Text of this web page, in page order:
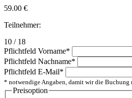
59.00 €
Teilnehmer:
10 / 18
Pflichtfeld Vorname*
Pflichtfeld Nachname*
Pflichtfeld E-Mail*
* notwendige Angaben, damit wir die
Preisoption